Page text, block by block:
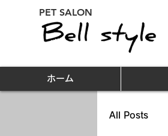
PET SALON
ホーム
All Posts